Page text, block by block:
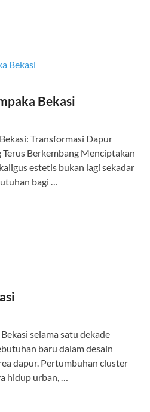
Bekasi
Transformasi Dapur
Berkembang Menciptakan
estetis bukan lagi sekadar
bagi …
selama satu dekade
baru dalam desain
dapur. Pertumbuhan cluster
hidup urban, …